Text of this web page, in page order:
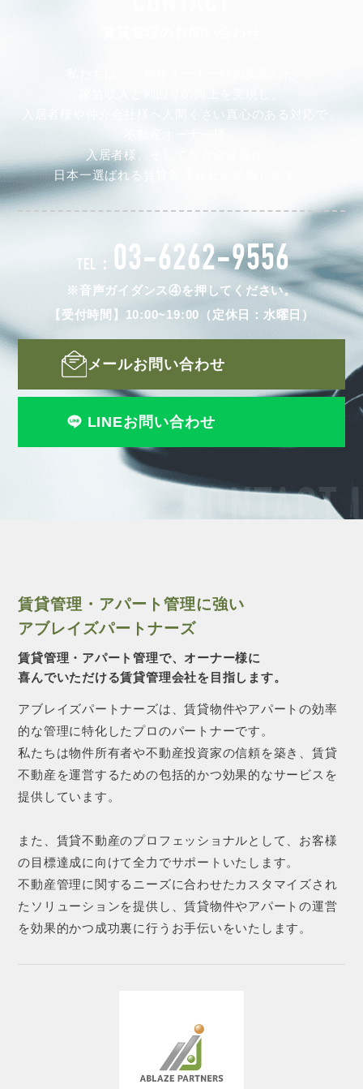
CONTACT
入居者様や仲介会社様へ人間くさい真心のある対応で、
入居者様、そして仲介会社様から
日本一選ばれる賃貸管理会社を目指します。
TEL： 03-6262-9556
※音声ガイダンス④を押してください。
【受付時間】10:00~19:00（定休日：水曜日）
メールお問い合わせ
LINEお問い合わせ
賃貸管理・アパート管理に強い
アブレイズパートナーズ
賃貸管理・アパート管理で、オーナー様に
喜んでいただける賃貸管理会社を目指します。
アブレイズパートナーズは、賃貸物件やアパートの効率
的な管理に特化したプロのパートナーです。
私たちは物件所有者や不動産投資家の信頼を築き、賃貸
不動産を運営するための包括的かつ効果的なサービスを
提供しています。
また、賃貸不動産のプロフェッショナルとして、お客様
の目標達成に向けて全力でサポートいたします。
不動産管理に関するニーズに合わせたカスタマイズされ
たソリューションを提供し、賃貸物件やアパートの運営
を効果的かつ成功裏に行うお手伝いをいたします。